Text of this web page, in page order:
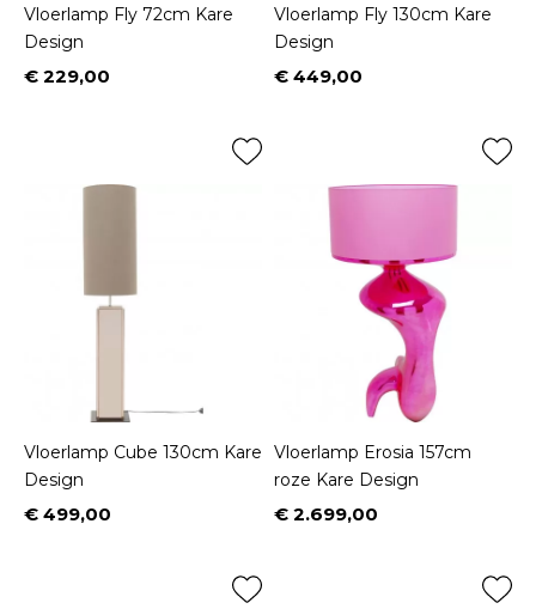
Vloerlamp Fly 72cm Kare
Design
Prijs
€ 229,00
Vloerlamp Fly 130cm Kare
Design
Prijs
€ 449,00
Vloerlamp Cube 130cm Kare
Design
Prijs
€ 499,00
Vloerlamp Erosia 157cm
roze Kare Design
Prijs
€ 2.699,00